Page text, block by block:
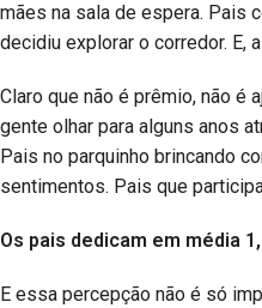
mães na sala de espera. Pais
decidiu explorar o corredor. E,
Claro que não é prêmio, não é
gente olhar para alguns anos
Pais no parquinho brincando
sentimentos. Pais que
Os pais dedicam em média
E essa percepção não é só